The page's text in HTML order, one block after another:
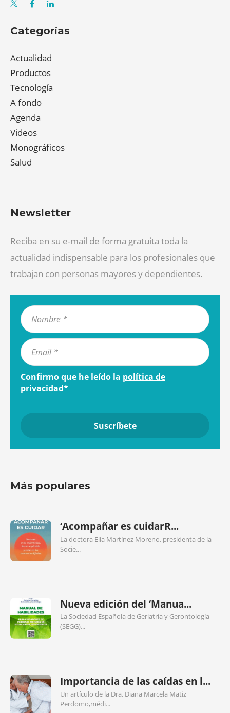
Categorías
Actualidad
Productos
Tecnología
A fondo
Agenda
Videos
Monográficos
Salud
Newsletter
Reciba en su e-mail de forma gratuita toda la
actualidad indispensable para los profesionales que
trabajan con personas mayores y dependientes.
Confirmo que he leído la política de
privacidad*
Más populares
‘Acompañar es cuidarR...
La doctora Elia Martínez Moreno, presidenta de la
Socie...
Nueva edición del ‘Manua...
La Sociedad Española de Geriatría y Gerontología
(SEGG)...
Importancia de las caídas en l...
Un artículo de la Dra. Diana Marcela Matiz
Perdomo,médi...